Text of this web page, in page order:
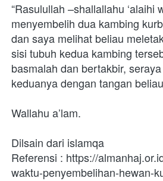
“Rasulullah –shallallahu ‘alaihi
menyembelih dua kambing
dan saya melihat beliau
sisi tubuh kedua kambing
basmalah dan bertakbir,
keduanya dengan tangan
Wallahu a’lam.
Dilsain dari islamqa
Referensi : https://
waktu-penyembelihan-hewan-